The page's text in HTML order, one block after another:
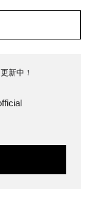
新中！